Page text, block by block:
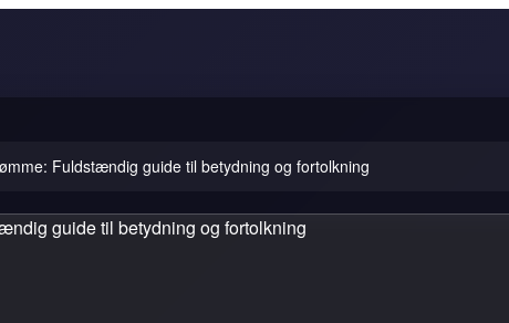
Fuldstændig guide til betydning og fortolkning